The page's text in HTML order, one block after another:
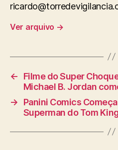
Ver arquivo →
←
Filme do Super
Michael B. Jordan
→
Panini Comics
Superman do Tom